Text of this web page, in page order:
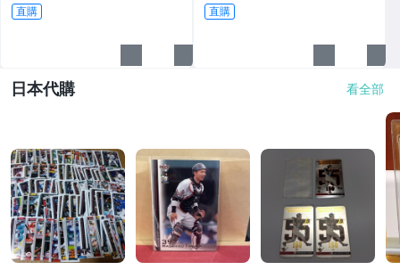
直購 直購
日本代購 看全部